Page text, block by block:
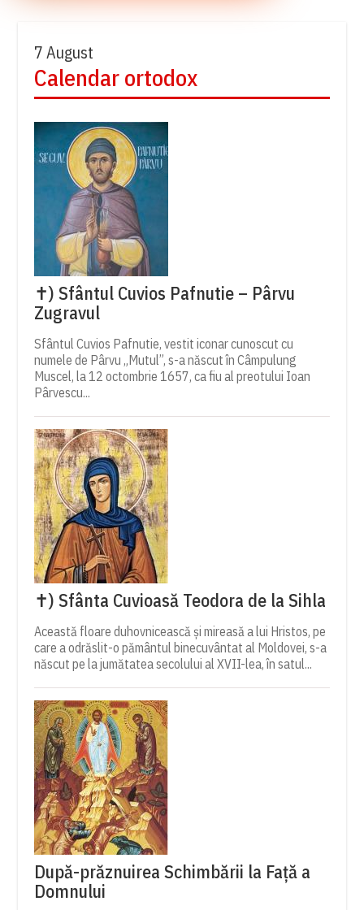
7 August
Calendar ortodox
✝) Sfântul Cuvios Pafnutie – Pârvu
Zugravul
Sfântul Cuvios Pafnutie, vestit iconar cunoscut cu
numele de Pârvu „Mutul”, s-a născut în Câmpulung
Muscel, la 12 octombrie 1657, ca fiu al preotului Ioan
Pârvescu...
✝) Sfânta Cuvioasă Teodora de la Sihla
Această floare duhovnicească și mireasă a lui Hristos, pe
care a odrăslit-o pământul binecuvântat al Moldovei, s-a
născut pe la jumătatea secolului al XVII-lea, în satul...
După-prăznuirea Schimbării la Față a
Domnului